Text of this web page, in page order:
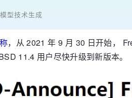
型技术生成
，从 2021 年 9 月 30 日开始，
11.4 用户尽快升级到新版本。